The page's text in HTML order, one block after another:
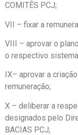
COMITÊS PCJ;
VII – fixar a
VIII – aprovar o
o respectivo
IX– aprovar a
remuneração;
X – deliberar a
designados pelo
BACIAS PCJ;